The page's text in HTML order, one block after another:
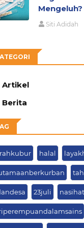
Mengeluh?
Siti Adidah
Artikel
Berita
halal
23juli